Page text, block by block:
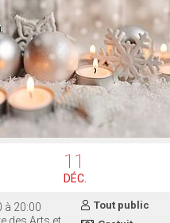
11
DÉC.
à 20:00
Tout public